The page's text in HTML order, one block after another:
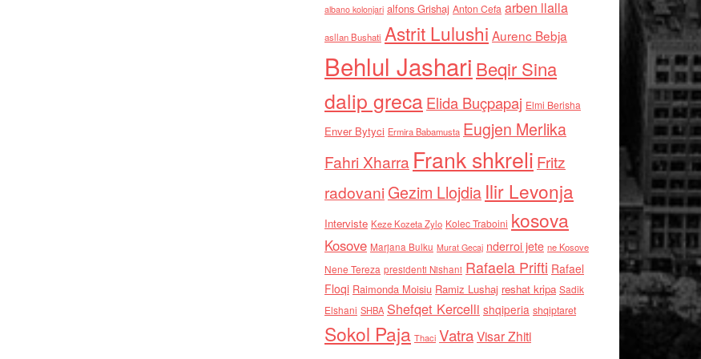
albano kolonjari alfons Grishaj Anton Cefa arben llalla
asllan Bushati Astrit Lulushi Aurenc Bebja
Behlul Jashari Beqir Sina
dalip grecaElida Buçpapaj Elmi Berisha
Enver Bytyci Ermira Babamusta Eugjen Merlika
Fahri Xharra Frank shkreli Fritz
radovaniGezim Llojdia Ilir Levonja
Interviste Keze Kozeta Zylo Kolec Traboini kosova
Kosove Marjana Bulku Murat Gecaj nderroi jete ne Kosove
Nene Tereza presidenti Nishani Rafaela Prifti Rafael
Floqi Raimonda Moisiu Ramiz Lushaj reshat kripa Sadik
Elshani SHBA Shefqet Kercelli shqiperia shqiptaret
Sokol Paja Thaci VatraVisar Zhiti